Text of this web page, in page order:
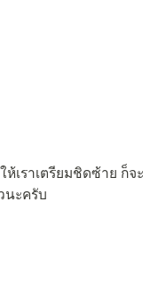
เราเตรียมชิดซ้าย ก็จะ
นะครับ